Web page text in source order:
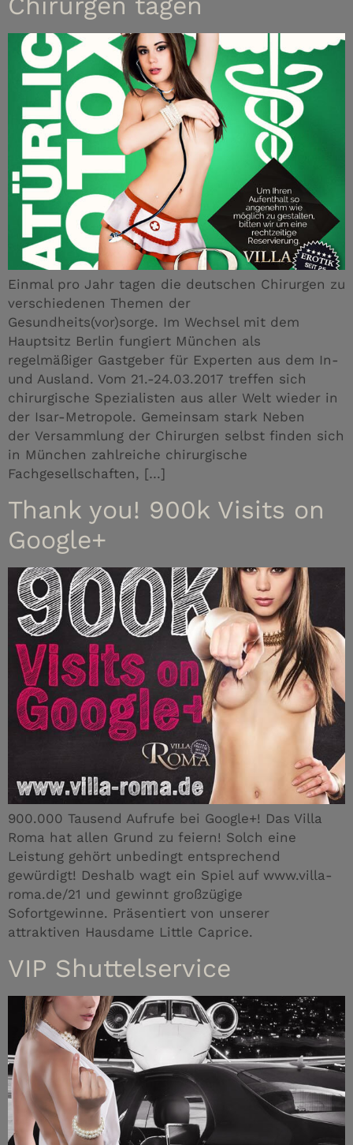
Einmal pro Jahr tagen die deutschen Chirurgen zu
verschiedenen Themen der
Gesundheits(vor)sorge. Im Wechsel mit dem
Hauptsitz Berlin fungiert München als
regelmäßiger Gastgeber für Experten aus dem In-
und Ausland. Vom 21.-24.03.2017 treffen sich
chirurgische Spezialisten aus aller Welt wieder in
der Isar-Metropole. Gemeinsam stark Neben
der Versammlung der Chirurgen selbst finden sich
in München zahlreiche chirurgische
Fachgesellschaften, […]
Thank you! 900k Visits on
Google+
900.000 Tausend Aufrufe bei Google+! Das Villa
Roma hat allen Grund zu feiern! Solch eine
Leistung gehört unbedingt entsprechend
gewürdigt! Deshalb wagt ein Spiel auf www.villa-
roma.de/21 und gewinnt großzügige
Sofortgewinne. Präsentiert von unserer
attraktiven Hausdame Little Caprice.
VIP Shuttelservice